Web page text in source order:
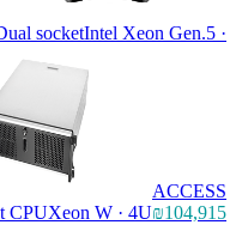
Gen.5 Dual socketIntel
socket CPUXeon W · 4U